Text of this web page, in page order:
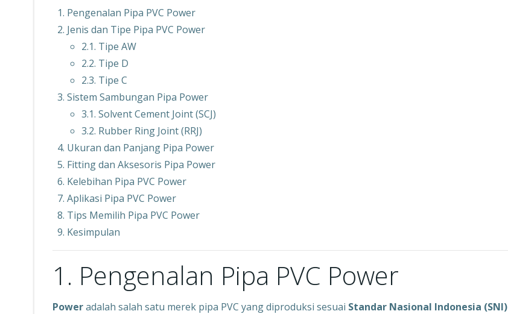
Pengenalan Pipa PVC Power
Jenis dan Tipe Pipa PVC Power
2.1. Tipe AW
2.2. Tipe D
2.3. Tipe C
Sistem Sambungan Pipa Power
3.1. Solvent Cement Joint (SCJ)
3.2. Rubber Ring Joint (RRJ)
Ukuran dan Panjang Pipa Power
Fitting dan Aksesoris Pipa Power
Kelebihan Pipa PVC Power
Aplikasi Pipa PVC Power
Tips Memilih Pipa PVC Power
Kesimpulan
1. Pengenalan Pipa PVC Power
Poweradalah salah satu merek pipa PVC yang diproduksi sesuai Standar Nasional Indonesia (SNI)